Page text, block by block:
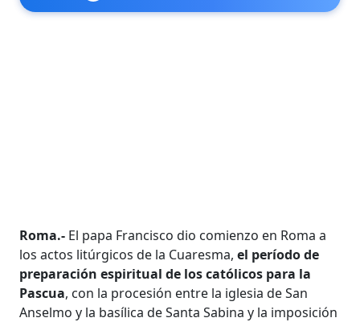
Roma.- El papa Francisco dio comienzo en Roma a
los actos litúrgicos de la Cuaresma,el período de
preparación espiritual de los católicos para la
Pascua, con la procesión entre la iglesia de San
Anselmo y la basílica de Santa Sabina y la imposición